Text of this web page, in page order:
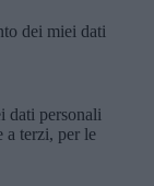
dei miei dati
dati personali
a terzi, per le